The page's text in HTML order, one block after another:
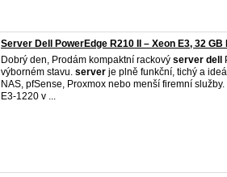
Server Dell PowerEdge R210 II – Xeon E3, 32 GB
Dobrý den, Prodám kompaktní rackový server dell
výborném stavu. server je plně funkční, tichý a
NAS, pfSense, Proxmox nebo menší firemní
E3‑1220 v ...